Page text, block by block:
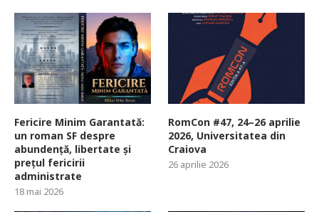
Fericire Minim Garantată:
un roman SF despre
abundență, libertate și
prețul fericirii
administrate
18 mai 2026
RomCon #47, 24–26 aprilie
2026, Universitatea din
Craiova
26 aprilie 2026